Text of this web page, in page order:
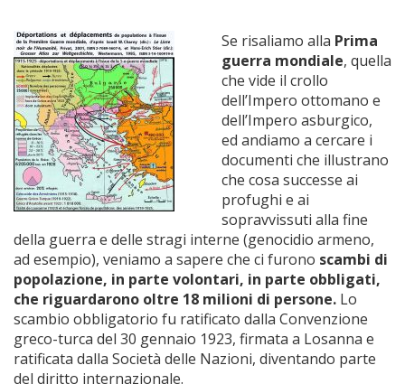
Se risaliamo alla Prima
guerra mondiale, quella
che vide il crollo
dell’Impero ottomano e
dell’Impero asburgico,
ed andiamo a cercare i
documenti che illustrano
che cosa successe ai
profughi e ai
sopravvissuti alla fine
della guerra e delle stragi interne (genocidio armeno,
ad esempio), veniamo a sapere che ci furono scambi di
popolazione, in parte volontari, in parte obbligati,
che riguardarono oltre 18 milioni di persone. Lo
scambio obbligatorio fu ratificato dalla Convenzione
greco-turca del 30 gennaio 1923, firmata a Losanna e
ratificata dalla Società delle Nazioni, diventando parte
del diritto internazionale.